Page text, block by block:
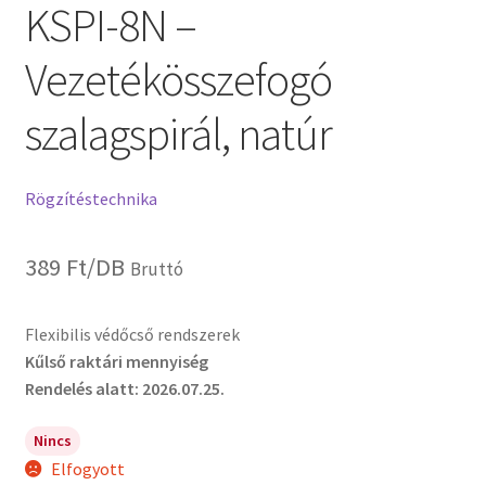
KSPI-8N –
Vezetékösszefogó
szalagspirál, natúr
Rögzítéstechnika
389 Ft/DB Bruttó
Flexibilis védőcső rendszerek
Kűlső raktári mennyiség
Rendelés alatt: 2026.07.25.
Nincs
Elfogyott